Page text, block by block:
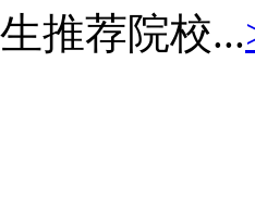
推荐院校...